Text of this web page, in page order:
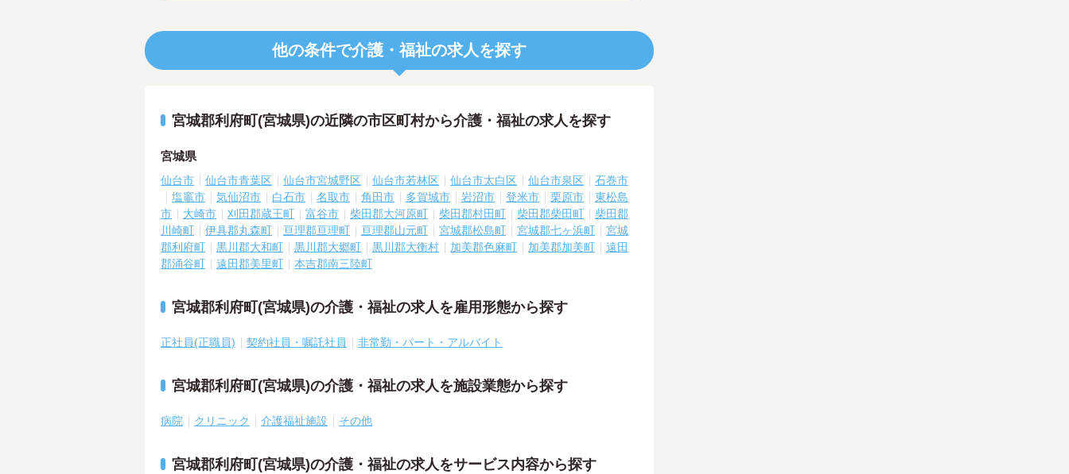
他の条件で介護・福祉の求人を探す
宮城郡利府町(宮城県)の近隣の市区町村から介護・福祉の求人を探す
宮城県
仙台市 仙台市青葉区 仙台市宮城野区 仙台市若林区 仙台市太白区 仙台市泉区
石巻市
塩竈市
気仙沼市 白石市 名取市 角田市 多賀城市 岩沼市 登米市 栗原市
東松島
市
大崎市 刈田郡蔵王町 富谷市 柴田郡大河原町 柴田郡村田町 柴田郡柴田町
柴田郡
川崎町
伊具郡丸森町 亘理郡亘理町 亘理郡山元町 宮城郡松島町 宮城郡七ヶ浜町
宮城
郡利府町
黒川郡大和町 黒川郡大郷町 黒川郡大衡村 加美郡色麻町 加美郡加美町
遠田
郡涌谷町
遠田郡美里町 本吉郡南三陸町
宮城郡利府町(宮城県)の介護・福祉の求人を雇用形態から探す
正社員(正職員) 契約社員・嘱託社員 非常勤・パート・アルバイト
宮城郡利府町(宮城県)の介護・福祉の求人を施設業態から探す
病院 クリニック 介護福祉施設 その他
宮城郡利府町(宮城県)の介護・福祉の求人をサービス内容から探す